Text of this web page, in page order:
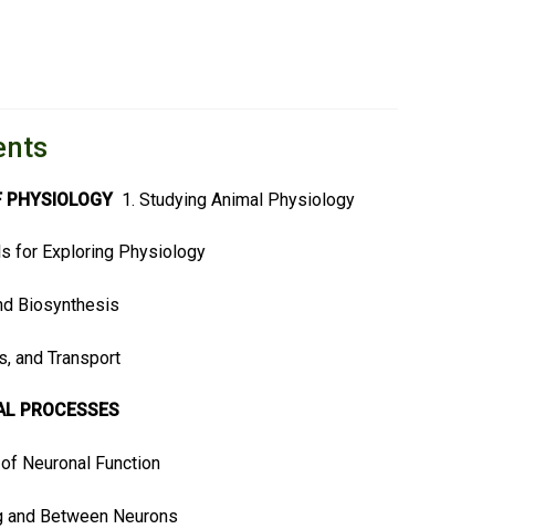
1. Studying Animal Physiology
for Exploring Physiology
Biosynthesis
and Transport
PROCESSES
Neuronal Function
and Between Neurons